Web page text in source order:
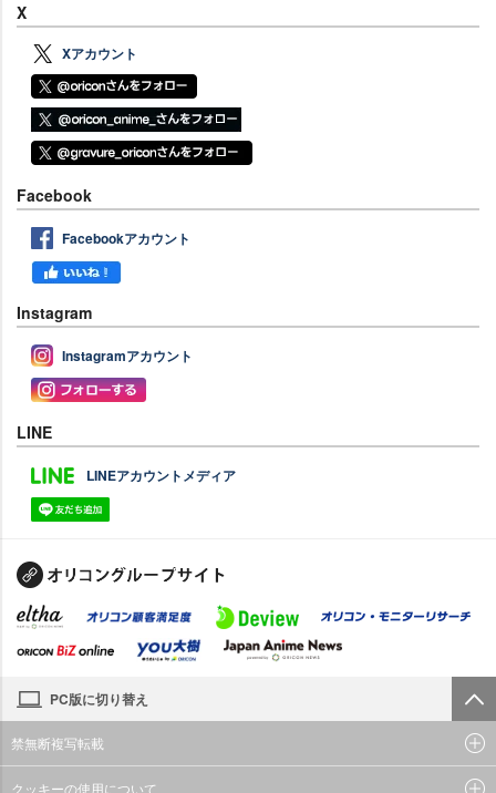
X
Xアカウント
Facebook
Facebookアカウント
Instagram
Instagramアカウント
LINE
LINEアカウントメディア
PC版に切り替え
禁無断複写転載
クッキーの使用について